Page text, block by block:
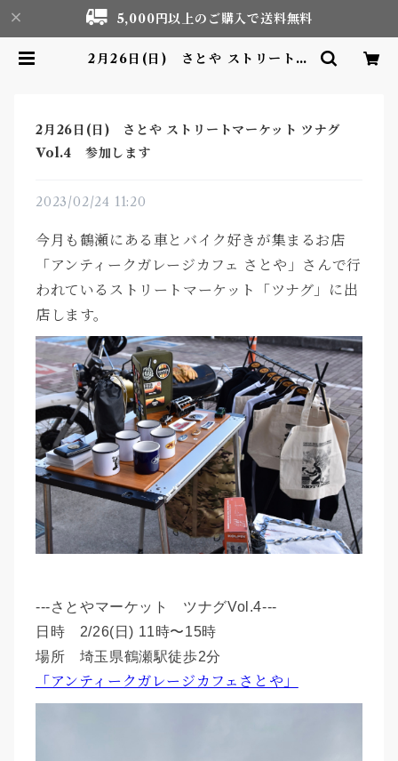
5,000円以上のご購入で送料無料
2月26日(日) さとや ストリートマ
2月26日(日) さとや ストリートマーケット ツナグ
Vol.4 参加します
2023/02/24 11:20
今月も鶴瀬にある車とバイク好きが集まるお店
「アンティークガレージカフェ さとや」さんで行
われているストリートマーケット「ツナグ」に出
店します。
---さとやマーケット ツナグVol.4---
日時 2/26(日) 11時〜15時
場所 埼玉県鶴瀬駅徒歩2分
「アンティークガレージカフェさとや」